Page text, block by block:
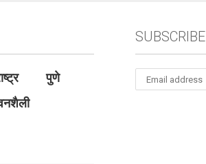
पुणे
SUBSCRIBE